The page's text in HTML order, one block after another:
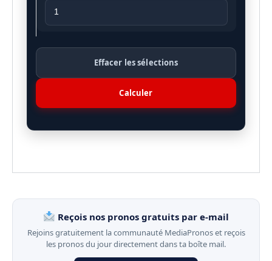
Effacer les sélections
Calculer
Reçois nos pronos gratuits par e-mail
Rejoins gratuitement la communauté MediaPronos et reçois
les pronos du jour directement dans ta boîte mail.